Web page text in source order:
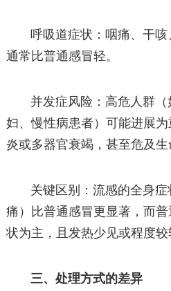
呼吸道症状：咽痛、干
通常比普通感冒轻。
并发症风险：高危人群
妇、慢性病患者）可能进展
炎或多器官衰竭，甚至危及生
关键区别：流感的全身
痛）比普通感冒更显著，而
状为主，且发热少见或程度较
三、处理方式的差异